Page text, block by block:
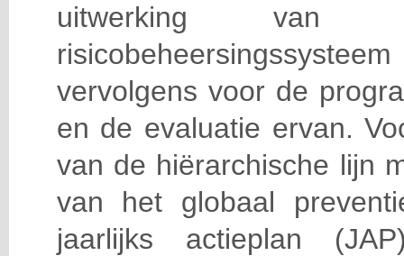
uitwerking van
vervolgens voor de
en de evaluatie ervan.
van de hiërarchische lijn
van het globaal
jaarlijks actieplan